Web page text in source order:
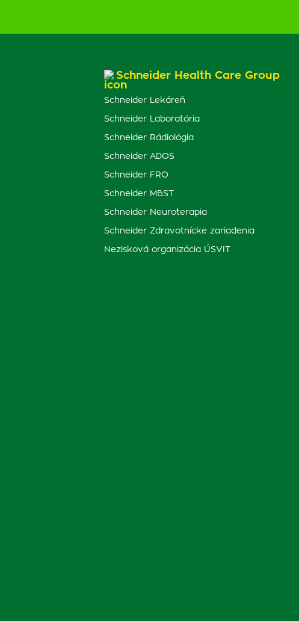
Schneider Health Care Group
Schneider Lekáreň
Schneider Laboratória
Schneider Rádiológia
Schneider ADOS
Schneider FRO
Schneider MBST
Schneider Neuroterapia
Schneider Zdravotnícke zariadenia
Nezisková organizácia ÚSVIT